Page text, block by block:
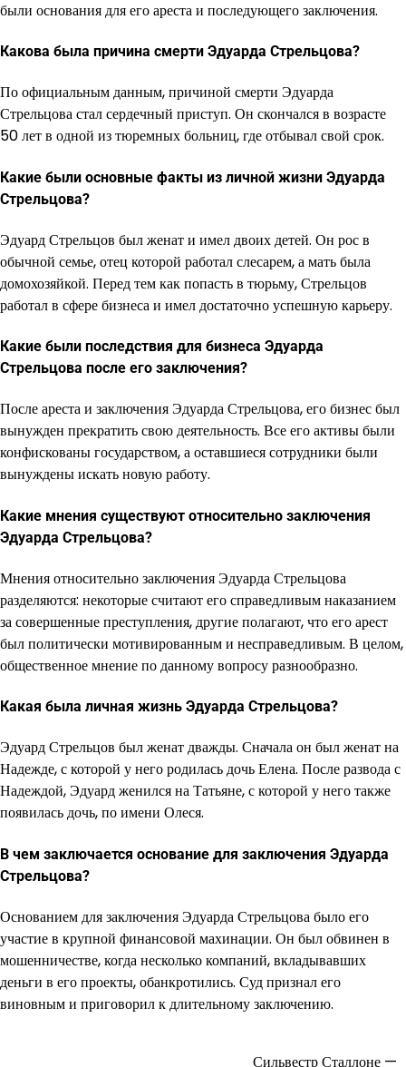
были основания для его ареста и последующего заключения.
Какова была причина смерти Эдуарда Стрельцова?
По официальным данным, причиной смерти Эдуарда
Стрельцова стал сердечный приступ. Он скончался в возрасте
50 лет в одной из тюремных больниц, где отбывал свой срок.
Какие были основные факты из личной жизни Эдуарда
Стрельцова?
Эдуард Стрельцов был женат и имел двоих детей. Он рос в
обычной семье, отец которой работал слесарем, а мать была
домохозяйкой. Перед тем как попасть в тюрьму, Стрельцов
работал в сфере бизнеса и имел достаточно успешную карьеру.
Какие были последствия для бизнеса Эдуарда
Стрельцова после его заключения?
После ареста и заключения Эдуарда Стрельцова, его бизнес был
вынужден прекратить свою деятельность. Все его активы были
конфискованы государством, а оставшиеся сотрудники были
вынуждены искать новую работу.
Какие мнения существуют относительно заключения
Эдуарда Стрельцова?
Мнения относительно заключения Эдуарда Стрельцова
разделяются: некоторые считают его справедливым наказанием
за совершенные преступления, другие полагают, что его арест
был политически мотивированным и несправедливым. В целом,
общественное мнение по данному вопросу разнообразно.
Какая была личная жизнь Эдуарда Стрельцова?
Эдуард Стрельцов был женат дважды. Сначала он был женат на
Надежде, с которой у него родилась дочь Елена. После развода с
Надеждой, Эдуард женился на Татьяне, с которой у него также
появилась дочь, по имени Олеся.
В чем заключается основание для заключения Эдуарда
Стрельцова?
Основанием для заключения Эдуарда Стрельцова было его
участие в крупной финансовой махинации. Он был обвинен в
мошенничестве, когда несколько компаний, вкладывавших
деньги в его проекты, обанкротились. Суд признал его
виновным и приговорил к длительному заключению.
Сильвестр Сталлоне —